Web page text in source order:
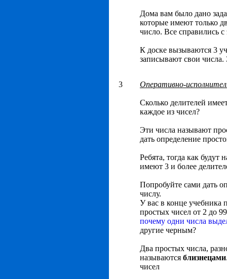
Дома вам было дано
которые имеют только
число. Все справились с
К доске вызываются 3
записывают свои числа.
3 Оперативно-
Сколько делителей
каждое из чисел?
Эти числа называют
дать определение
Ребята, тогда как будут
имеют 3 и более
Попробуйте сами дать
числу.
У вас в конце учебника
простых чисел от 2 до
почему одни числа
другие черным?
Два простых числа,
называются близнецами
чисел